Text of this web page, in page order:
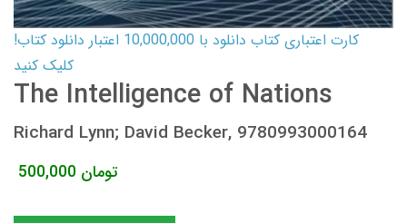
کارت اعتباری کتاب دانلود با 10,000,000 اعتبار دانلود کتاب!
کلیک کنید
The Intelligence of Nations
Richard Lynn; David Becker, 9780993000164
500,000 تومان